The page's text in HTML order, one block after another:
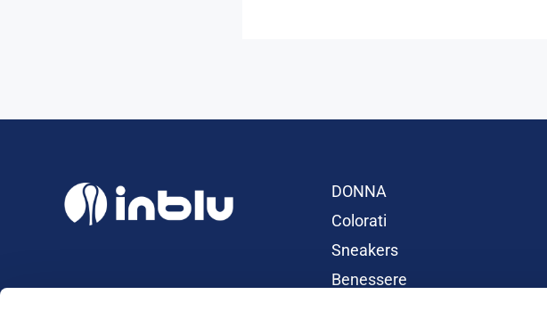
DONNA
Colorati
Sneakers
Benessere